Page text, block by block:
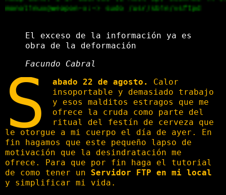
El exceso de la información ya es
obra de la deformación
Facundo Cabral
S abado 22 de agosto.
Calor
insoportable y demasiado trabajo
y esos malditos estragos que me
ofrece la cruda como parte del
ritual del festín de cerveza que
le otorgue a mi cuerpo el día de ayer. En
fin hagamos que este pequeño lapso de
motivación que la desindratación me
ofrece. Para que por fin haga el tutorial
de como tener un Servidor FTP en mi local
y simplificar mi vida.